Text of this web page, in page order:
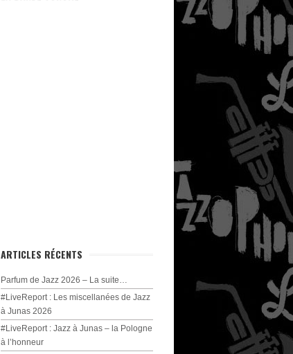
ARTICLES RÉCENTS
Parfum de Jazz 2026 – La suite…
#LiveReport : Les miscellanées de Jazz
à Junas 2026
#LiveReport : Jazz à Junas – la Pologne
à l’honneur